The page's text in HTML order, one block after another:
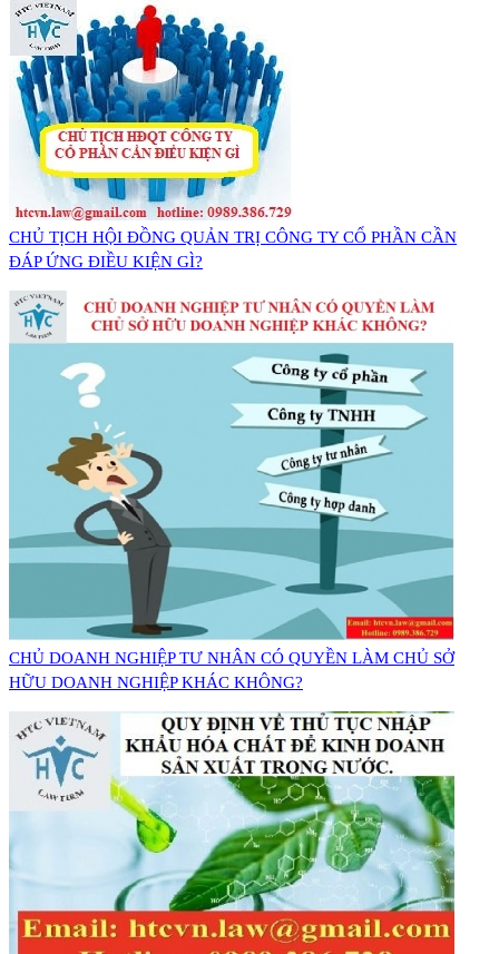
CHỦ TỊCH HỘI ĐỒNG QUẢN TRỊ CÔNG TY CỔ PHẦN CẦN
ĐÁP ỨNG ĐIỀU KIỆN GÌ?
CHỦ DOANH NGHIỆP TƯ NHÂN CÓ QUYỀN LÀM CHỦ SỞ
HỮU DOANH NGHIỆP KHÁC KHÔNG?